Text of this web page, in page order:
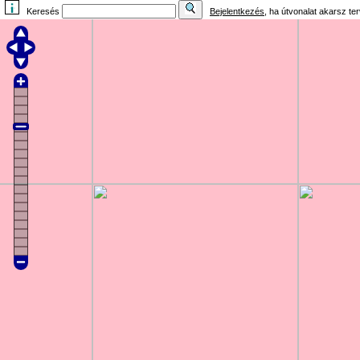
Keresés Bejelentkezés , ha útvonalat akarsz